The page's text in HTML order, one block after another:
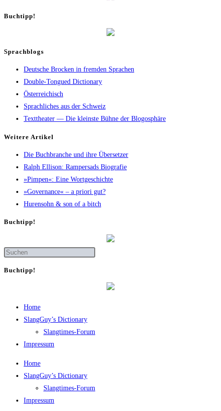
Buch­tipp!
Sprachblogs
Deutsche Brocken in fremden Sprachen
Double-Tongued Dictionary
Österreichisch
Sprachliches aus der Schweiz
Texttheater — Die kleinste Bühne der Blogosphäre
Wei­te­re Artikel
Die Buch­bran­che und ihre Übersetzer
Ralph Elli­son: Ram­pers­ads Biografie
»Pim­pen«: Eine Wortgeschichte
»Gover­nan­ce« – a prio­ri gut?
Huren­sohn & son of a bitch
Buch­tipp!
Buch­tipp!
Home
SlangGuy’s Dic­tion­a­ry
Slang­times-Forum
Impres­sum
Home
SlangGuy’s Dic­tion­a­ry
Slang­times-Forum
Impres­sum